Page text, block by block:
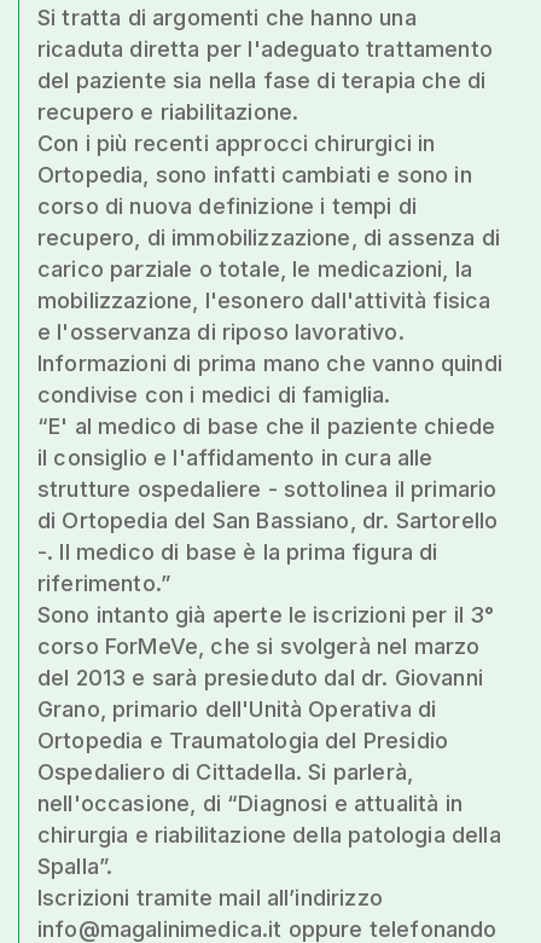
Si tratta di argomenti che hanno una
ricaduta diretta per l'adeguato trattamento
del paziente sia nella fase di terapia che di
recupero e riabilitazione.
Con i più recenti approcci chirurgici in
Ortopedia, sono infatti cambiati e sono in
corso di nuova definizione i tempi di
recupero, di immobilizzazione, di assenza di
carico parziale o totale, le medicazioni, la
mobilizzazione, l'esonero dall'attività fisica
e l'osservanza di riposo lavorativo.
Informazioni di prima mano che vanno quindi
condivise con i medici di famiglia.
“E' al medico di base che il paziente chiede
il consiglio e l'affidamento in cura alle
strutture ospedaliere - sottolinea il primario
di Ortopedia del San Bassiano, dr. Sartorello
-. Il medico di base è la prima figura di
riferimento.”
Sono intanto già aperte le iscrizioni per il 3°
corso ForMeVe, che si svolgerà nel marzo
del 2013 e sarà presieduto dal dr. Giovanni
Grano, primario dell'Unità Operativa di
Ortopedia e Traumatologia del Presidio
Ospedaliero di Cittadella. Si parlerà,
nell'occasione, di “Diagnosi e attualità in
chirurgia e riabilitazione della patologia della
Spalla”.
Iscrizioni tramite mail all’indirizzo
info@magalinimedica.it oppure telefonando